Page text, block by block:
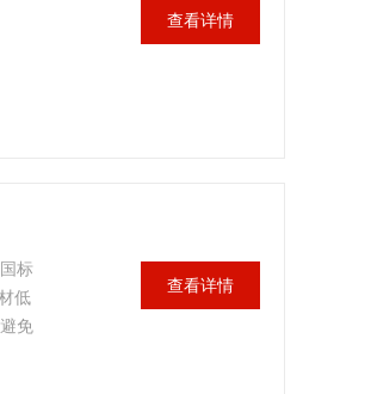
查看详情
标
低
免
查看详情